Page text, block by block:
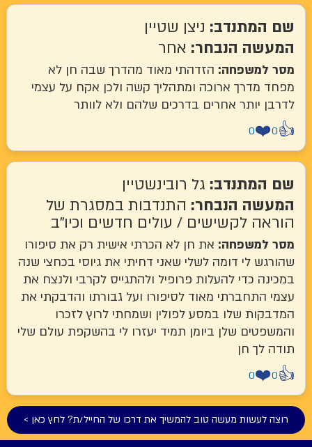
ניצן שטיין
הנבחר:אחר
למשפחה:הזדהתי מאוד מהדרך שבה חן לא
מדרך ארוכה ומתהליך קשה ולכן אקח על עצמי
יותר אחרים בדרכים שלהם ולא לוותר
0
גל רובינשטיין
הנבחר:התנדבות במסגרת של
לקשישים / עולים חדשים וכיו"ב
למשפחה:את חן לא הכרתי אישית רק את סיפורו
לי דומה לשלי שאני דחיתי את גיוסי בכחצי שנה
כדי להעלות פרופיל ולהתגייס לקרבי ולנצח את
התחברתי מאוד לסיפורו ועל גבורתו והדבקתי את
שלו במסע לפולין ושמחתי לרוץ לזכרו
שלן ביומן תמיד יעזרו לי בהשקפת עולם שלי
לך חן
0
לעשות מעשה טוב להמשיך את דרכו של החייל/ת? לחץ כאן >